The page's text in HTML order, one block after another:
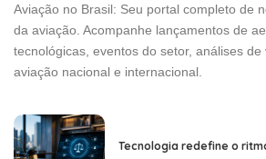
Aviação no Brasil: Seu portal completo de
da aviação. Acompanhe lançamentos de
tecnológicas, eventos do setor, análises
aviação nacional e internacional.
Tecnologia redefine o